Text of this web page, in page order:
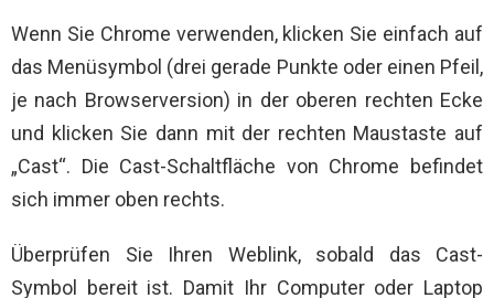
Wenn Sie Chrome verwenden, klicken Sie einfach auf
das Menüsymbol (drei gerade Punkte oder einen Pfeil,
je nach Browserversion) in der oberen rechten Ecke
und klicken Sie dann mit der rechten Maustaste auf
„Cast“. Die Cast-Schaltfläche von Chrome befindet
sich immer oben rechts.
Überprüfen Sie Ihren Weblink, sobald das Cast-
Symbol bereit ist. Damit Ihr Computer oder Laptop